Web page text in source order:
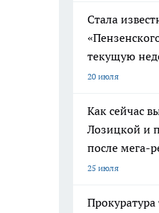
Стала
текущую
20 июля
Как сейчас
Лозицкой и
после мега-
25 июля
Прокуратура